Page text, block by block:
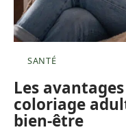
SANTÉ
Les
coloriage
bien-être